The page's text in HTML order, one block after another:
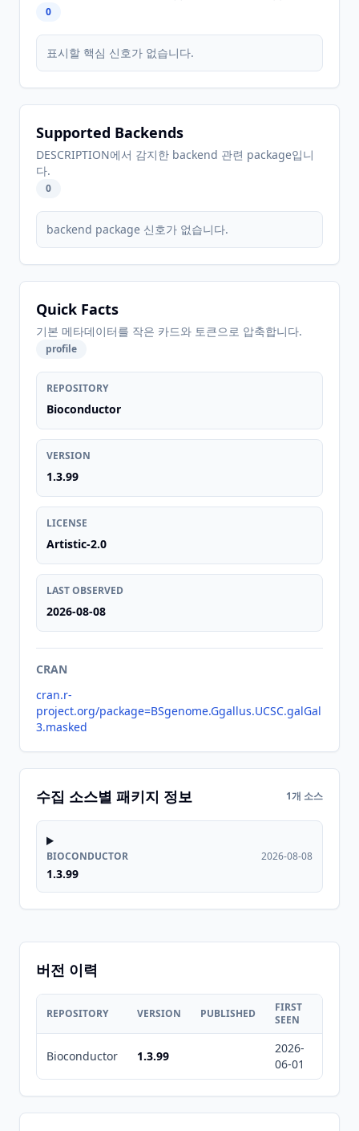
0
표시할 핵심 신호가 없습니다.
Supported Backends
DESCRIPTION에서 감지한 backend 관련 package입니
다.
0
backend package 신호가 없습니다.
Quick Facts
기본 메타데이터를 작은 카드와 토큰으로 압축합니다.
profile
REPOSITORY
Bioconductor
VERSION
1.3.99
LICENSE
Artistic-2.0
LAST OBSERVED
2026-08-08
CRAN
cran.r-
project.org/package=BSgenome.Ggallus.UCSC.galGal
3.masked
수집 소스별 패키지 정보 1개 소스
BIOCONDUCTOR
1.3.99
2026-08-08
버전 이력
REPOSITORY VERSION PUBLISHED
FIRST
SEEN
Bioconductor 1.3.99
2026-
06-01